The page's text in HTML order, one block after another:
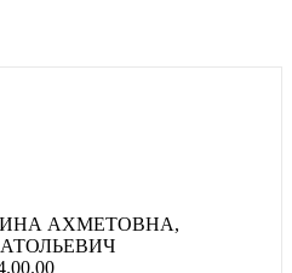
АХМЕТОВНА,